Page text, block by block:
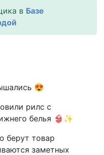
в Базе
😍
рилс с
белья 👙✨
берут товар
заметных